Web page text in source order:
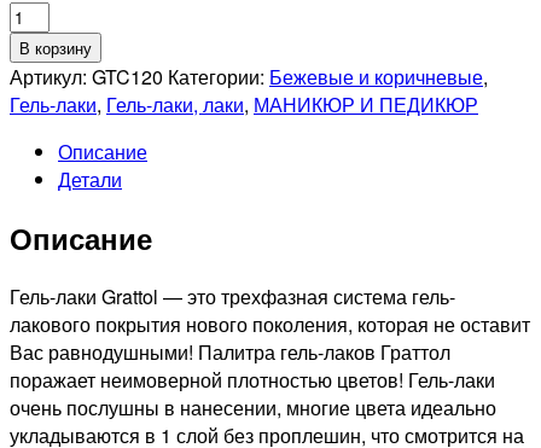
Количество
товара
GRATTOL
Гель-
Color
Gel
Sunny
9мл
В корзину
Артикул: GTC120 Категории: Бежевые и коричневые,
Гель-лаки, Гель-лаки, лаки, МАНИКЮР И ПЕДИКЮР
Описание
Детали
Описание
Гель-лаки Grattol — это трехфазная система гель-
лакового покрытия нового поколения, которая не оставит
Вас равнодушными! Палитра гель-лаков Граттол
поражает неимоверной плотностью цветов! Гель-лаки
очень послушны в нанесении, многие цвета идеально
укладываются в 1 слой без проплешин, что смотрится на